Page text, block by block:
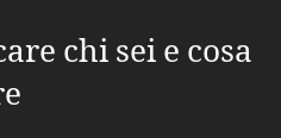
chi sei e cosa